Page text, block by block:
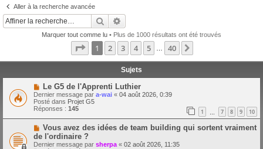
Aller à la recherche avancée
Rechercher
Marquer tout comme lu • Plus de 1000 résultats ont été trouvés
Page 1sur40
1 2 3 4 5 40
Sujets
N
o
u
v
e
a
u
m
e
Le G5 de l'Apprenti Luthier
Dernier message par a-wai « 04 août 2026, 0:39
Posté dans Projet G5
Réponses : 145 1 7 8 9 10
N
u
v
Vous avez des idées de team building qui sortent vraiment
de l'ordinaire ?
Dernier message par sherpa « 02 août 2026, 11:35